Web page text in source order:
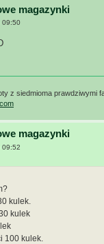
magazynki
09:50
z siedmioma prawdziwymi
magazynki
09:52
kulek.
kulek
100 kulek.